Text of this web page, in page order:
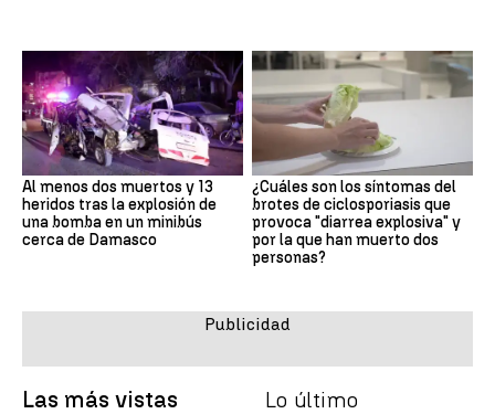
Al menos dos muertos y 13
heridos tras la explosión de
una bomba en un minibús
cerca de Damasco
¿Cuáles son los síntomas del
brotes de ciclosporiasis que
provoca "diarrea explosiva" y
por la que han muerto dos
personas?
Las más vistas Lo último